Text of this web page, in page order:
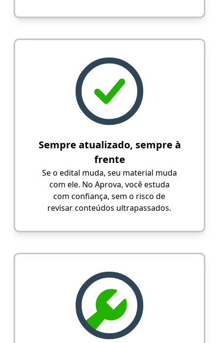
Sempre atualizado, sempre à
frente
Se o edital muda, seu material muda
com ele. No Aprova, você estuda
com confiança, sem o risco de
revisar conteúdos ultrapassados.